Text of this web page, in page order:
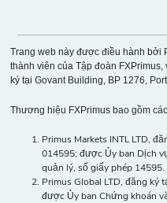
Trang web này được điều hành bởi
thành viên của Tập đoàn
ký tại Govant Building, BP 1276,
Thương hiệu FXPrimus bao gồm
Primus Markets INTL LTD,
014595; được Ủy ban Dịch
quản lý, số giấy phép 14595.
Primus Global LTD, đăng ký
được Ủy ban Chứng khoán